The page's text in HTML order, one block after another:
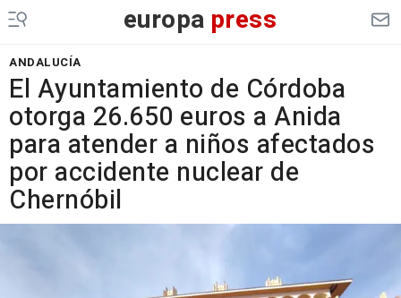
europa press
ANDALUCÍA
El Ayuntamiento de Córdoba
otorga 26.650 euros a Anida
para atender a niños afectados
por accidente nuclear de
Chernóbil